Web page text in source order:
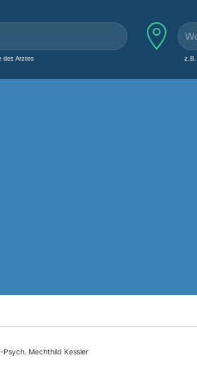
des Arztes
Psych. Mechthild Kessler